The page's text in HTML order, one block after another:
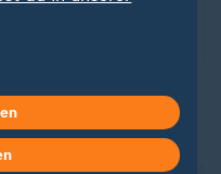
Die wichtigsten
streamen.